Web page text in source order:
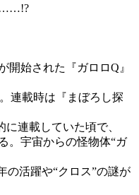
……!?
開始された『ガロロQ』
連載時は『まぼろし探
に連載していた頃で、
。宇宙からの怪物体“ガ
の活躍や“クロス”の謎が